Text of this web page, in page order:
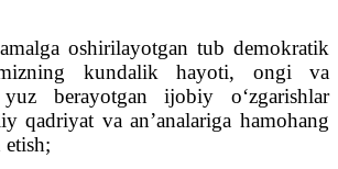
oshirilayotgan tub demokratik
kundalik hayoti, ongi va
yuz berayotgan ijobiy o‘zgarishlar
qadriyat va an’analariga hamohang